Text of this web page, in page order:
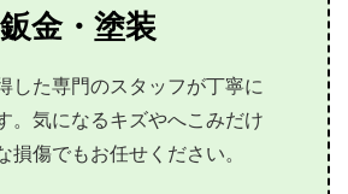
鈑金・塗装
した専門のスタッフが丁寧に
。気になるキズやへこみだけ
傷でもお任せください。